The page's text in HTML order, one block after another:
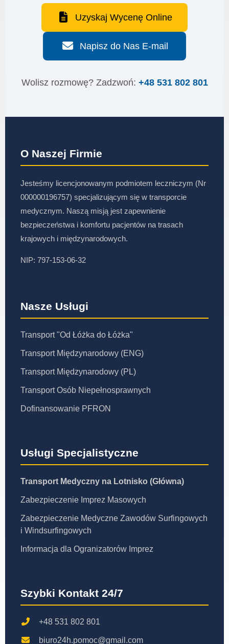
Uzyskaj Wycenę Online
Napisz do Nas E-mail
Wolisz rozmowę? Zadzwoń: +48 531 802 801
O Naszej Firmie
Jesteśmy licencjonowanym podmiotem leczniczym (Nr
000000196757) specjalizującym się w transporcie
medycznym. Naszą misją jest zapewnienie
bezpieczeństwa i komfortu pacjentów na trasach
krajowych i międzynarodowych.
NIP: 797-153-06-32
Nasze Usługi
Transport "Od Łóżka do Łóżka"
Transport Międzynarodowy (ENG)
Transport Międzynarodowy (PL)
Transport Osób Niepełnosprawnych
Dofinansowanie PFRON
Usługi Specjalistyczne
Transport Medyczny na Lotnisko (Główna)
Zabezpieczenie Imprez Masowych
Zabezpieczenie Medyczne Zawodów Surfingowych
i Windsurfingowych
Informacja dla Ogranizatorów Imprez
Szybki Kontakt 24/7
+48 531 802 801
biuro24h.pomoc@gmail.com